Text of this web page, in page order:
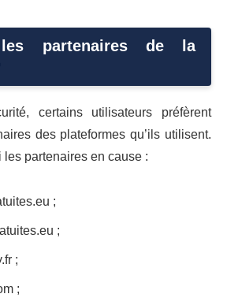
partenaires de la
certains utilisateurs préfèrent
des plateformes qu’ils utilisent.
partenaires en cause :
;
;
;
;